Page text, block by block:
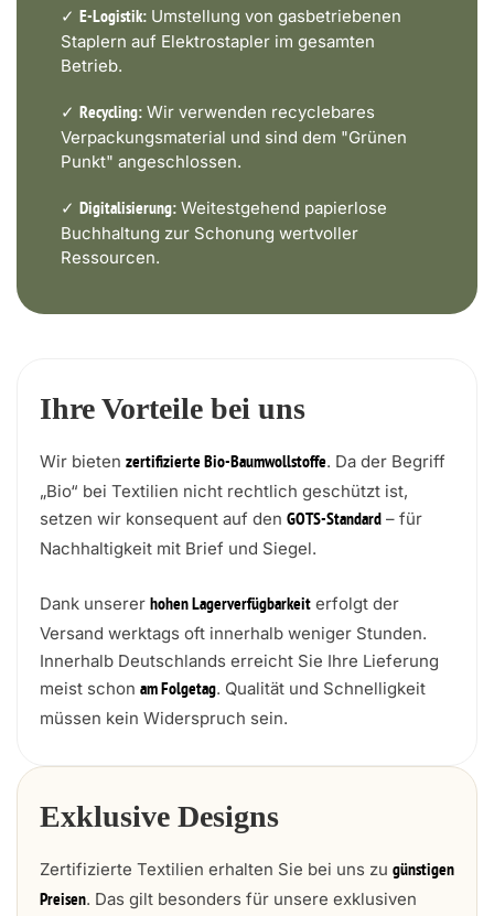
✓ E-Logistik: Umstellung von gasbetriebenen
Staplern auf Elektrostapler im gesamten
Betrieb.
✓ Recycling: Wir verwenden recyclebares
Verpackungsmaterial und sind dem "Grünen
Punkt" angeschlossen.
✓ Digitalisierung: Weitestgehend papierlose
Buchhaltung zur Schonung wertvoller
Ressourcen.
Ihre Vorteile bei uns
Wir bieten zertifizierte Bio-Baumwollstoffe. Da der Begriff
„Bio“ bei Textilien nicht rechtlich geschützt ist,
setzen wir konsequent auf den GOTS-Standard – für
Nachhaltigkeit mit Brief und Siegel.
Dank unserer hohen Lagerverfügbarkeit erfolgt der
Versand werktags oft innerhalb weniger Stunden.
Innerhalb Deutschlands erreicht Sie Ihre Lieferung
meist schon am Folgetag. Qualität und Schnelligkeit
müssen kein Widerspruch sein.
Exklusive Designs
Zertifizierte Textilien erhalten Sie bei uns zu günstigen
Preisen. Das gilt besonders für unsere exklusiven